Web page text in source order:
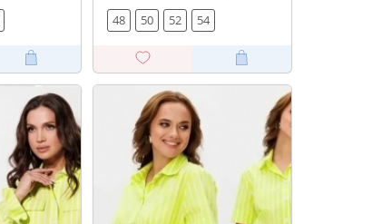
48
50 52 54